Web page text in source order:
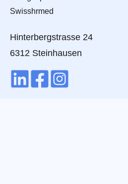
Hinterbergstrasse 24
6312 Steinhausen